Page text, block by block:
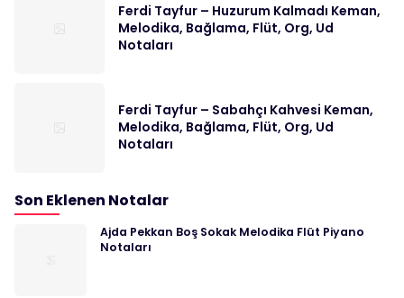
Ferdi Tayfur – Huzurum Kalmadı Keman,
Melodika, Bağlama, Flüt, Org, Ud
Notaları
Ferdi Tayfur – Sabahçı Kahvesi Keman,
Melodika, Bağlama, Flüt, Org, Ud
Notaları
Son Eklenen Notalar
Ajda Pekkan Boş Sokak Melodika Flüt Piyano
Notaları